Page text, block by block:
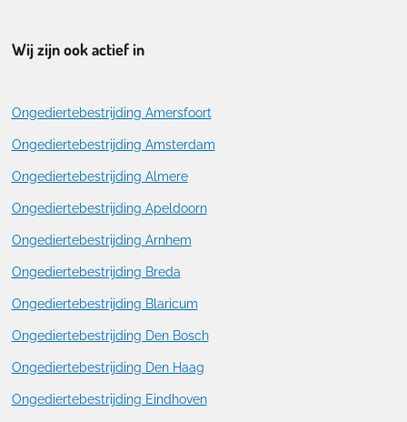
Wij zijn ook actief in
Ongediertebestrijding Amersfoort
Ongediertebestrijding Amsterdam
Ongediertebestrijding Almere
Ongediertebestrijding Apeldoorn
Ongediertebestrijding Arnhem
Ongediertebestrijding Breda
Ongediertebestrijding Blaricum
Ongediertebestrijding Den Bosch
Ongediertebestrijding Den Haag
Ongediertebestrijding Eindhoven